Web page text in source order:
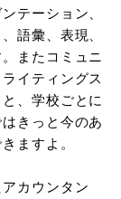
テーション、
語彙、表現、
またコミュニ
イティングス
、学校ごとに
きっと今のあ
ますよ。
カウンタン